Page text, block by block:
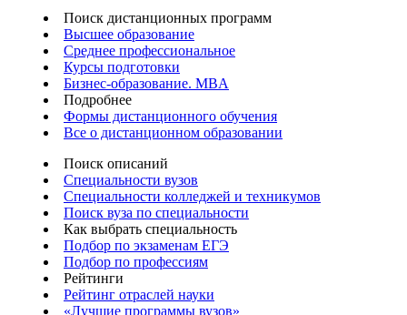
Поиск дистанционных программ
Высшее образование
Среднее профессиональное
Курсы подготовки
Бизнес-образование. MBA
Подробнее
Формы дистанционного обучения
Все о дистанционном образовании
Поиск описаний
Специальности вузов
Специальности колледжей и техникумов
Поиск вуза по специальности
Как выбрать специальность
Подбор по экзаменам ЕГЭ
Подбор по профессиям
Рейтинги
Рейтинг отраслей науки
«Лучшие программы вузов»